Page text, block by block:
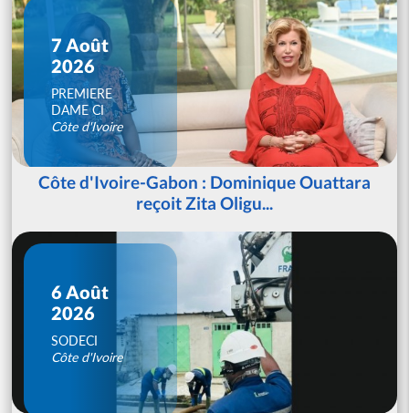
7 Août
2026
PREMIERE
DAME CI
Côte d'Ivoire
Côte d'Ivoire-Gabon : Dominique Ouattara
reçoit Zita Oligu...
6 Août
2026
SODECI
Côte d'Ivoire